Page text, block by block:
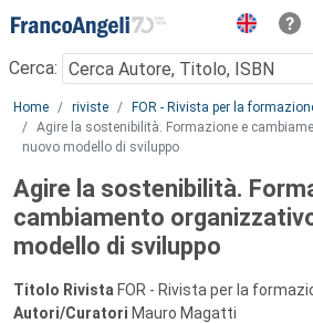
Menu
Cerca:
Main content
Home riviste FOR - Rivista per la
Agire la sostenibilità. Formazione e
nuovo modello di sviluppo
Agire la sostenibilità.
cambiamento
modello di sviluppo
Titolo Rivista FOR - Rivista per la
Autori/Curatori Mauro Magatti